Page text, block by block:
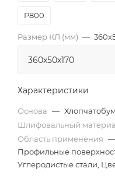
P800
Размер КЛ (мм) —
Характеристики
Основа —
Шлифовальный
Область применения —
Профильные
Углеродистые стали,